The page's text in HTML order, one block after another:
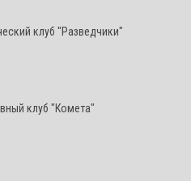
клуб "Разведчики"
клуб "Комета"